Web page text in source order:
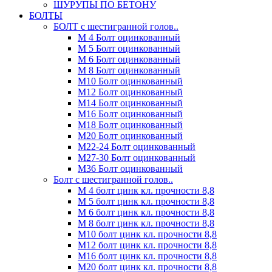
ШУРУПЫ ПО БЕТОНУ
БОЛТЫ
БОЛТ с шестигранной голов..
М 4 Болт оцинкованный
М 5 Болт оцинкованный
М 6 Болт оцинкованный
М 8 Болт оцинкованный
М10 Болт оцинкованный
М12 Болт оцинкованный
М14 Болт оцинкованный
М16 Болт оцинкованный
М18 Болт оцинкованный
М20 Болт оцинкованный
М22-24 Болт оцинкованный
М27-30 Болт оцинкованный
М36 Болт оцинкованный
Болт с шестигранной голов..
М 4 болт цинк кл. прочности 8,8
М 5 болт цинк кл. прочности 8,8
М 6 болт цинк кл. прочности 8,8
М 8 болт цинк кл. прочности 8,8
М10 болт цинк кл. прочности 8,8
М12 болт цинк кл. прочности 8,8
М16 болт цинк кл. прочности 8,8
М20 болт цинк кл. прочности 8,8